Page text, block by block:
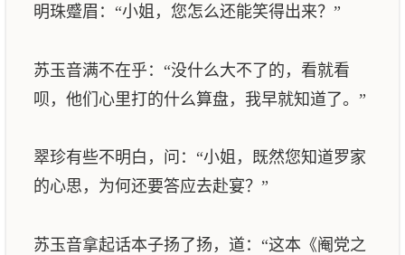
明珠蹙眉：“小姐，您怎么还能笑得出来？”
苏玉音满不在乎：“没什么大不了的，看就看
呗，他们心里打的什么算盘，我早就知道了。”
翠珍有些不明白，问：“小姐，既然您知道罗家
的心思，为何还要答应去赴宴？”
苏玉音拿起话本子扬了扬，道：“这本《阉党之